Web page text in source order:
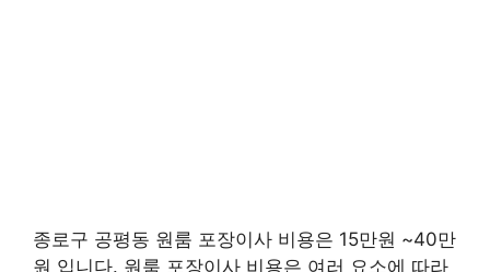
종로구 공평동 원룸 포장이사 비용은 15만원 ~40만
원 입니다. 원룸 포장이사 비용은 여러 요소에 따라